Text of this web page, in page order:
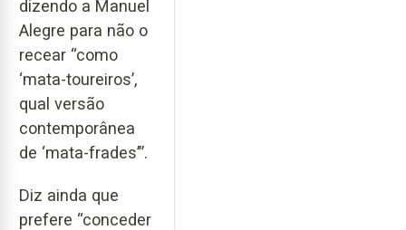
dizendo a Manuel
Alegre para não o
recear “como
‘mata-toureiros’,
qual versão
contemporânea
de ‘mata-frades’”.
Diz ainda que
prefere “conceder